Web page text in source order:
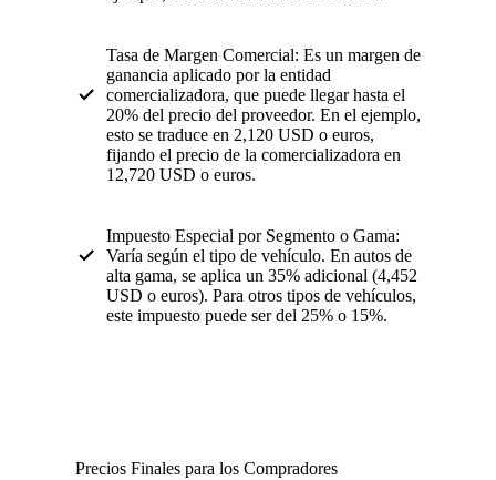
Tasa de Margen Comercial: Es un margen de
ganancia aplicado por la entidad
comercializadora, que puede llegar hasta el
20% del precio del proveedor. En el ejemplo,
esto se traduce en 2,120 USD o euros,
fijando el precio de la comercializadora en
12,720 USD o euros.
Impuesto Especial por Segmento o Gama:
Varía según el tipo de vehículo. En autos de
alta gama, se aplica un 35% adicional (4,452
USD o euros). Para otros tipos de vehículos,
este impuesto puede ser del 25% o 15%.
Precios Finales para los Compradores